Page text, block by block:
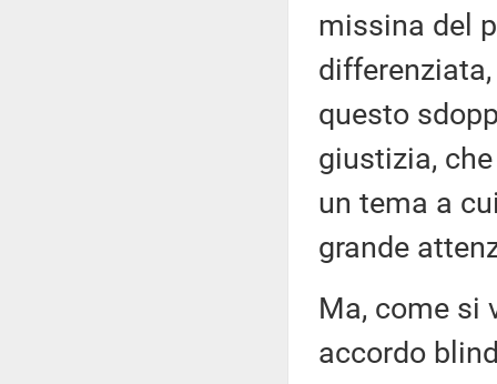
missina del
questo
giustizia,
un tema a
grande
Ma, come si
accordo